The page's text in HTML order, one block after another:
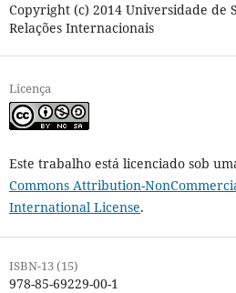
Copyright (c) 2014 Universidade de
Relações Internacionais
Licença
Este trabalho está licenciado sob
Commons Attribution-
International License.
ISBN-13 (15)
978-85-69229-00-1